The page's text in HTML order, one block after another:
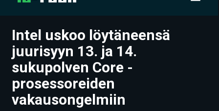
UUTISET
ARTIKKELIT
VIDEOT
TECHBBS
Intel uskoo löytäneensä
juurisyyn 13. ja 14.
sukupolven Core -
prosessoreiden
vakausongelmiin